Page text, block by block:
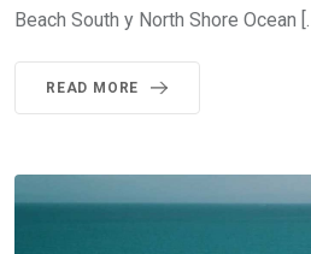
Beach South y North Shore Ocean
READ MORE